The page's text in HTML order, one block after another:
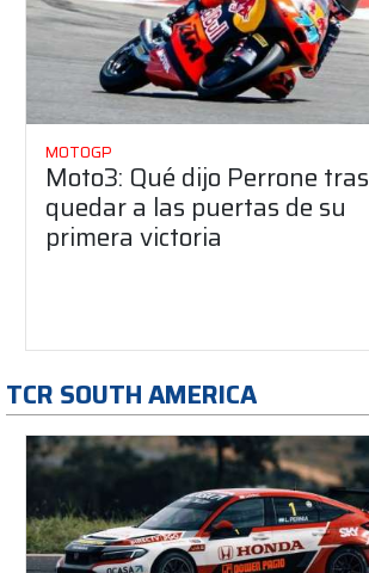
MOTOGP
Moto3: Qué dijo Perrone tras
quedar a las puertas de su
primera victoria
TCR SOUTH AMERICA